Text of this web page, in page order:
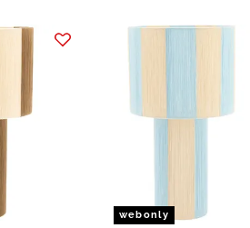
webonly